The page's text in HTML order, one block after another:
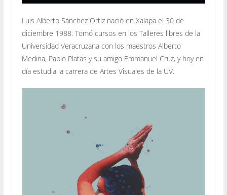
Luis Alberto Sánchez Ortiz nació en Xalapa el 30 de
diciembre 1988. Tomó cursos en los Talleres libres de la
Universidad Veracruzana con los maestros Alberto
Medina, Pablo Platas y su amigo Emmanuel Cruz, y hoy en
día estudia la carrera de Artes Visuales de la UV.